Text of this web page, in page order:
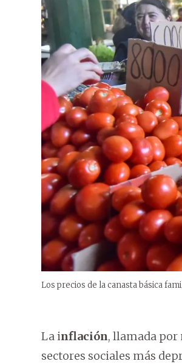
Los precios de la canasta básica
La inflación, llamada por
sectores sociales más